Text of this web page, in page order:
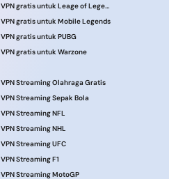
VPN gratis untuk Leage of Legends
VPN gratis untuk Mobile Legends
VPN gratis untuk PUBG
VPN gratis untuk Warzone
VPN Streaming Olahraga Gratis
VPN Streaming Sepak Bola
VPN Streaming NFL
VPN Streaming NHL
VPN Streaming UFC
VPN Streaming F1
VPN Streaming MotoGP